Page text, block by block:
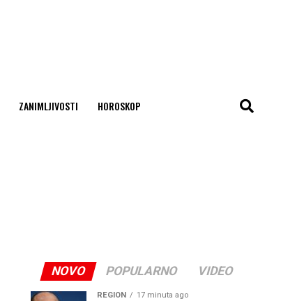
ZANIMLJIVOSTI HOROSKOP
NOVO POPULARNO VIDEO
REGION 17 minuta ago